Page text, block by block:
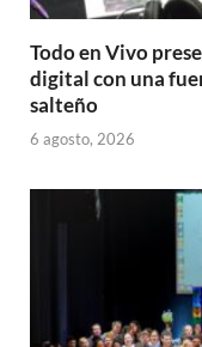
Todo en Vivo
digital con una
salteño
6 agosto, 2026